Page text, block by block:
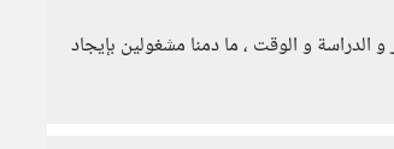
و الوقت ، ما دمنا مشغولين بإيجاد